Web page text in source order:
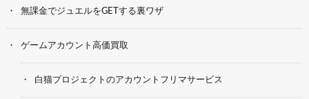
無課金でジュエルをGETする裏ワザ
ゲームアカウント高価買取
白猫プロジェクトのアカウントフリマサービス